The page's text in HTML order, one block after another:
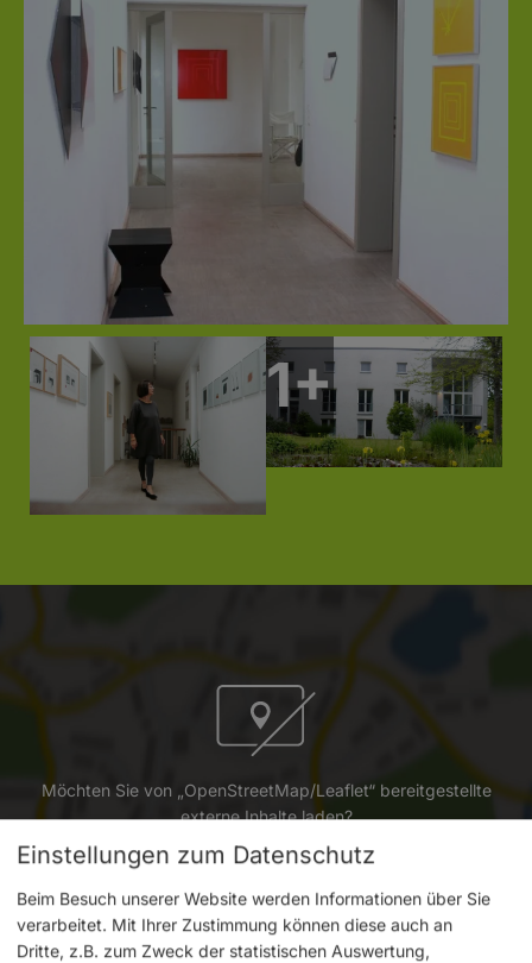
Möchten Sie von „OpenStreetMap/Leaflet“ bereitgestellte
externe Inhalte laden?
Ja Immer
Einstellungen zum Datenschutz
Beim Besuch unserer Website werden Informationen über Sie
verarbeitet. Mit Ihrer Zustimmung können diese auch an
Dritte, z.B. zum Zweck der statistischen Auswertung,